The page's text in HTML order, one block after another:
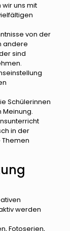
wir uns mit
von der
andere
sind
Schülerinnen
in der
werden
Fotoserien,